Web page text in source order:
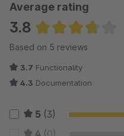
Average rating
3.8
Average rating of
Based on 5 reviews
3.7 Functionality
4.3 Documentation
5 (3)
4 (0)